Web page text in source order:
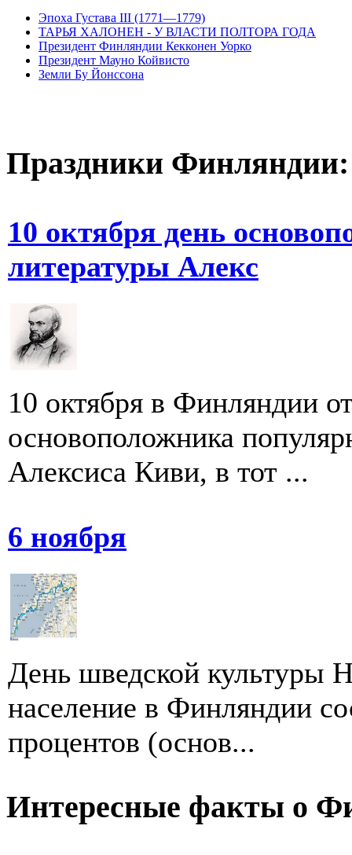
Эпоха Густава III (1771—1779)
ТАРЬЯ ХАЛОНЕН - У ВЛАСТИ ПОЛТОРА ГОДА
Президент Финляндии Кекконен Уорко
Президент Мауно Койвисто
Земли Бу Йонссона
Праздники Финляндии:
10 октября день
литературы Алекс
10 октября в Финляндии
основоположника
Алексиса Киви, в тот ...
6 ноября
День шведской культуры
население в Финляндии
процентов (основ...
Интересные факты о